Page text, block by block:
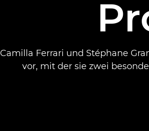
Camilla Ferrari und Stéphane
vor, mit der sie zwei